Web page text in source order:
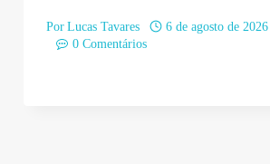
Por Lucas Tavares
6 de agosto de 2026
0 Comentários